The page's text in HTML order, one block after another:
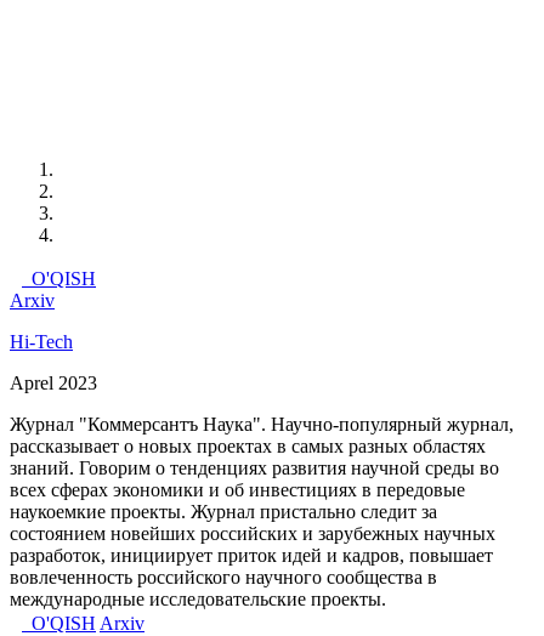
O'QISH
Arxiv
Hi-Tech
Aprel 2023
Журнал "Коммерсантъ Наука". Научно-популярный журнал,
рассказывает о новых проектах в самых разных областях
знаний. Говорим о тенденциях развития научной среды во
всех сферах экономики и об инвестициях в передовые
наукоемкие проекты. Журнал пристально следит за
состоянием новейших российских и зарубежных научных
разработок, инициирует приток идей и кадров, повышает
вовлеченность российского научного сообщества в
международные исследовательские проекты.
O'QISH Arxiv